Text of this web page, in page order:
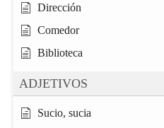
Dirección
Comedor
Biblioteca
ADJETIVOS
Sucio, sucia